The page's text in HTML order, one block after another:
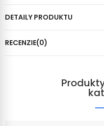
DETAILY PRODUKTU
RECENZIE(0)